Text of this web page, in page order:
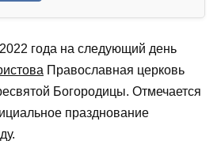
года на следующий день
Православная церковь
Богородицы. Отмечается
празднование